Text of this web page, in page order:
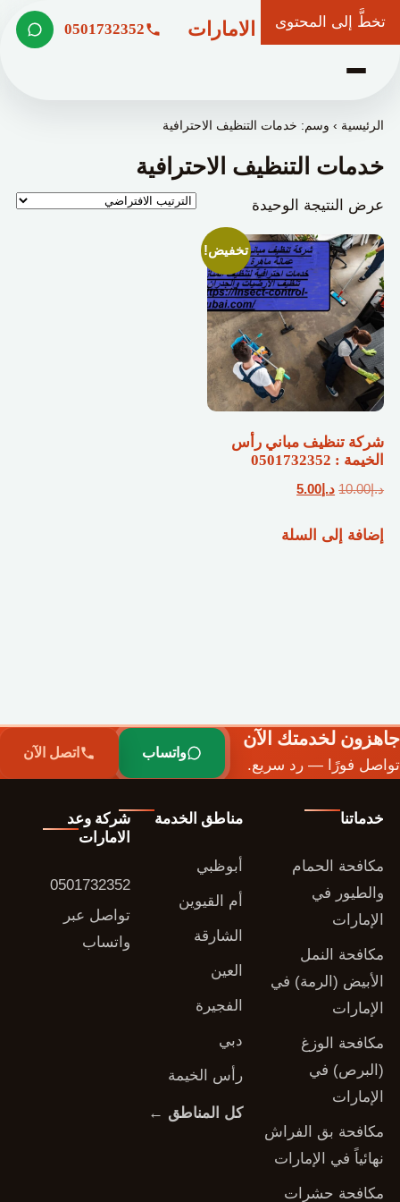
تخطَّ إلى المحتوى
شركة وعد الامارات 0501732352
الرئيسية ›وسم: خدمات التنظيف الاحترافية
خدمات التنظيف الاحترافية
عرض النتيجة الوحيدة
تخفيض!
شركة تنظيف مباني رأس
الخيمة : 0501732352
د.إ10.00 السعر
هو:
د.إ 5.00السعر
هو:
إضافة إلى السلة
جاهزون لخدمتك الآن
تواصل فورًا — رد سريع.
واتساب اتصل الآن
خدماتنا
مكافحة الحمام
والطيور في
الإمارات
مكافحة النمل
الأبيض (الرمة) في
الإمارات
مكافحة الوزغ
(البرص) في
الإمارات
مكافحة بق الفراش
نهائياً في الإمارات
مكافحة حشرات
مناطق الخدمة
أبوظبي
أم القيوين
الشارقة
العين
الفجيرة
دبي
رأس الخيمة
كل المناطق ←
شركة وعد
الامارات
0501732352
تواصل عبر
واتساب